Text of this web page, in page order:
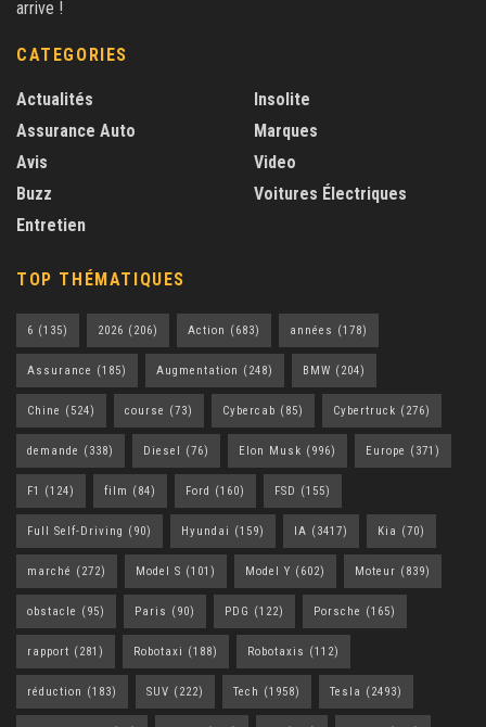
arrive !
CATEGORIES
Actualités
Assurance Auto
Avis
Buzz
Entretien
Insolite
Marques
Video
Voitures Électriques
TOP THÉMATIQUES
6 (135) 2026 (206) Action (683) années (178)
Assurance (185) Augmentation (248) BMW (204)
Chine (524) course (73) Cybercab (85) Cybertruck (276)
demande (338) Diesel (76) Elon Musk (996) Europe (371)
F1 (124) film (84) Ford (160) FSD (155)
Full Self-Driving (90) Hyundai (159) IA (3417) Kia (70)
marché (272) Model S (101) Model Y (602) Moteur (839)
obstacle (95) Paris (90) PDG (122) Porsche (165)
rapport (281) Robotaxi (188) Robotaxis (112)
réduction (183) SUV (222) Tech (1958) Tesla (2493)